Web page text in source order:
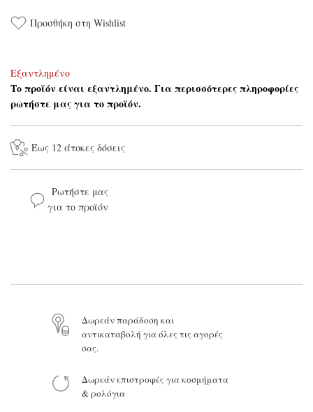
Προσθήκη στη Wishlist
Εξαντλημένο
Το προϊόν είναι εξαντλημένο. Για περισσότερες πληροφορίες
ρωτήστε μας για το προϊόν.
Έως 12 άτοκες δόσεις
Ρωτήστε μας
για το προϊόν
Το μήνυμά σας
Δωρεάν παράδοση και
αντικαταβολή για όλες τις αγορές
σας.
Δωρεάν επιστροφές για κοσμήματα
& ρολόγια